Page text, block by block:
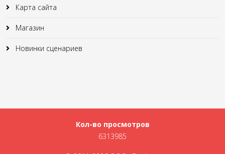
Карта сайта
Магазин
Новинки сценариев
Кол-во просмотров
6313985